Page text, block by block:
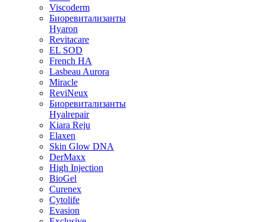
Viscoderm
Биоревитализанты
Hyaron
Revitacare
EL SOD
French HA
Lasbeau Aurora
Miracle
ReviNeux
Биоревитализанты
Hyalrepair
Kiara Reju
Elaxen
Skin Glow DNA
DerMaxx
High Injection
BioGel
Curenex
Cytolife
Evasion